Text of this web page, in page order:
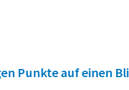
Punkte auf einen